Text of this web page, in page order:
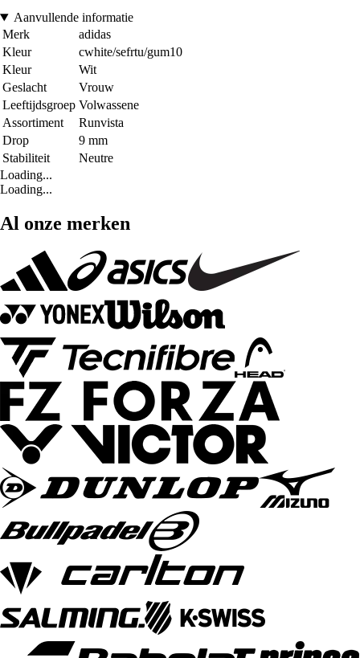
Aanvullende informatie
Merk
adidas
Kleur
cwhite/sefrtu/gum10
Kleur
Wit
Geslacht
Vrouw
Leeftijdsgroep Volwassene
Assortiment
Runvista
Drop
9 mm
Stabiliteit
Neutre
Loading...
Loading...
Al onze merken